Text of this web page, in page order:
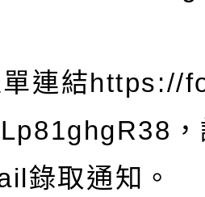
連結https://
錄取通知。